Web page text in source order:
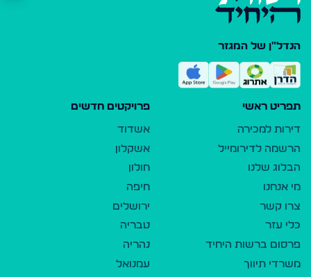
הנדל"ן של המגזר
תפריט ראשי
דירות למכירה
הרשמה לדירומייל
הבלוג שלנו
מי אנחנו
צרו קשר
כלי עזר
פרסום ברשות היחיד
משרדי תיווך
פרויקטים חדשים
אשדוד
אשקלון
חולון
חיפה
ירושלים
טבריה
נהריה
עמנואל